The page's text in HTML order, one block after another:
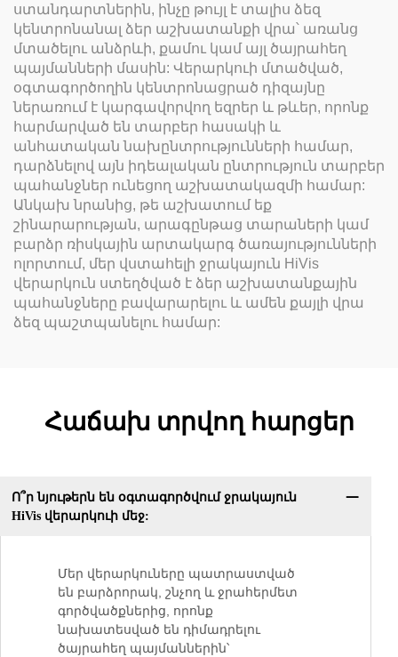
ստանդարտներին, ինչը թույլ է տալիս ձեզ
կենտրոնանալ ձեր աշխատանքի վրա՝ առանց
մտածելու անձրևի, քամու կամ այլ ծայրահեղ
պայմանների մասին: Վերարկուի մտածված,
օգտագործողին կենտրոնացրած դիզայնը
ներառում է կարգավորվող եզրեր և թևեր, որոնք
հարմարված են տարբեր հասակի և
անհատական նախընտրությունների համար,
դարձնելով այն իդեալական ընտրություն տարբեր
պահանջներ ունեցող աշխատակազմի համար:
Անկախ նրանից, թե աշխատում եք
շինարարության, արագընթաց տարաների կամ
բարձր ռիսկային արտակարգ ծառայությունների
ոլորտում, մեր վստահելի ջրակայուն HiVis
վերարկուն ստեղծված է ձեր աշխատանքային
պահանջները բավարարելու և ամեն քայլի վրա
ձեզ պաշտպանելու համար:
Հաճախ տրվող հարցեր
Ո՞ր նյութերն են օգտագործվում ջրակայուն
HiVis վերարկուի մեջ:
Մեր վերարկուները պատրաստված
են բարձրորակ, շնչող և ջրահերմետ
գործվածքներից, որոնք
նախատեսված են դիմադրելու
ծայրահեղ պայմաններին՝